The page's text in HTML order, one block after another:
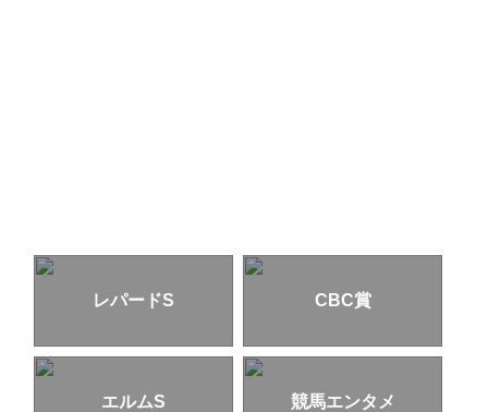
レパードS CBC賞
エルムS 競馬エンタメ